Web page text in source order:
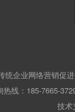
统企业网络营销促
热线：185-7665-
技术